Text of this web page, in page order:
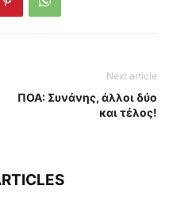
Next article
ΠΟΑ: Συνάνης, άλλοι δύο
και τέλος!